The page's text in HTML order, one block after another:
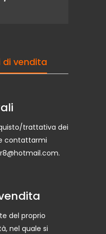
vendita
trattativa dei
contattarmi
del proprio
nel quale si